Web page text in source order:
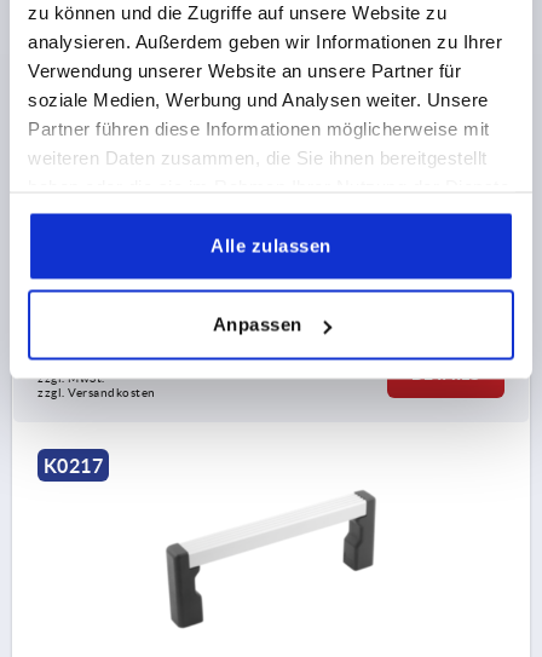
zu können und die Zugriffe auf unsere Website zu
analysieren. Außerdem geben wir Informationen zu Ihrer
Verwendung unserer Website an unsere Partner für
soziale Medien, Werbung und Analysen weiter. Unsere
Partner führen diese Informationen möglicherweise mit
weiteren Daten zusammen, die Sie ihnen bereitgestellt
gesammelt haben.
Alle zulassen
Anpassen
BÜGELGRIFF A=235, L=249, D=M05, H=40, FORM:A,
ALUMINIUM SCHWARZ ELOXIERT, KOMP:POLYAMID
SCHWARZ
Bestellnummer:K0217.23501
13,22 CHF
zzgl. MwSt.
zzgl. Versandkosten
K0217